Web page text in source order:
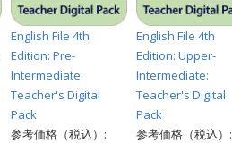
English File 4th
Edition: Pre-
Intermediate:
Teacher's Digital
Pack
参考価格（税込）:
English File 4th
Edition: Upper-
Intermediate:
Teacher's Digital
Pack
参考価格（税込）: